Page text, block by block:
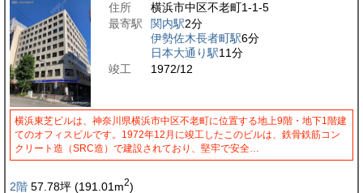
住所
横浜市中区不老町1-1-5
最寄駅
関内駅2分
伊勢佐木長者町駅6分
日本大通り駅11分
竣工
1972/12
横浜東芝ビルは、神奈川県横浜市中区不老町に位置する地上9階・地下1階建
てのオフィスビルです。1972年12月に竣工したこのビルは、鉄骨鉄筋コン
クリート造（SRC造）で建設されており、堅牢で安全…
2階 57.78坪 (191.01 m2)